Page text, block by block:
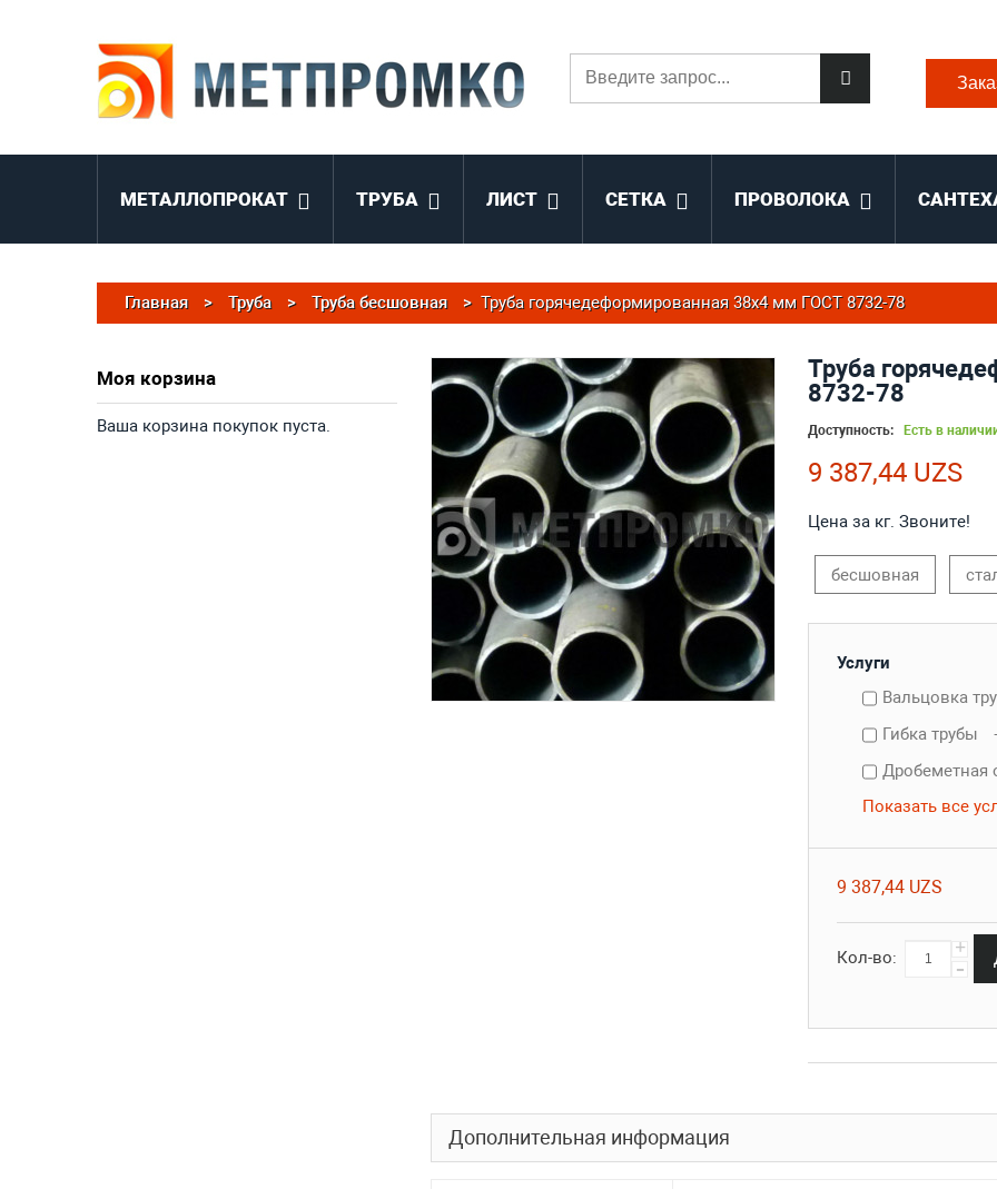
МЕТАЛЛОПРОКАТ ТРУБА ЛИСТ СЕТКА ПРОВОЛОКА
Главная > Труба > Труба бесшовная > Труба горячедеформированная 38х4 мм ГОСТ 8732-78
Труба
8732-78
Доступность: Есть в
9 387,44 UZS
Цена за кг. Звоните!
бесшовная
Услуги
Вальцовка
Гибка трубы
Дробеметная
Показать все
9 387,44 UZS
Кол-во: +
-
Дополнительная информация
Моя корзина
Ваша корзина покупок пуста.